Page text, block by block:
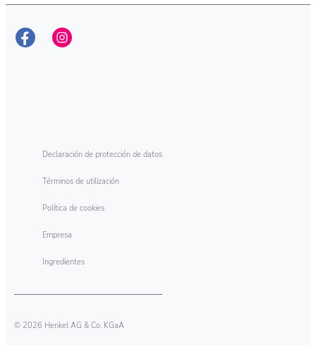
Liso
DESCÚBRELO
Declaración de protección de datos
Términos de utilización
Política de cookies
Empresa
Ingredientes
© 2026 Henkel AG & Co. KGaA